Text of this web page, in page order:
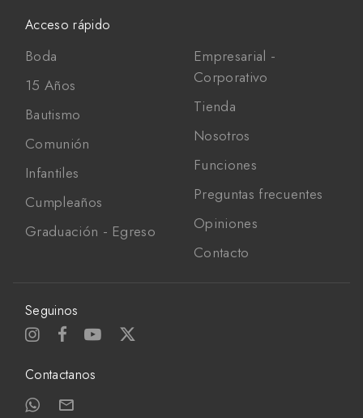
Acceso rápido
Boda
15 Años
Bautismo
Comunión
Infantiles
Cumpleaños
Graduación - Egreso
Empresarial -
Corporativo
Tienda
Nosotros
Funciones
Preguntas frecuentes
Opiniones
Contacto
Seguinos
Contactanos